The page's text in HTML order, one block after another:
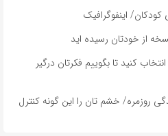
کودکان/ اینفوگرافیک
از این 5 نماد را انتخاب کنید تا بگوییم فکرتان درگیر
روزمره/ خشم تان را این گونه کنترل